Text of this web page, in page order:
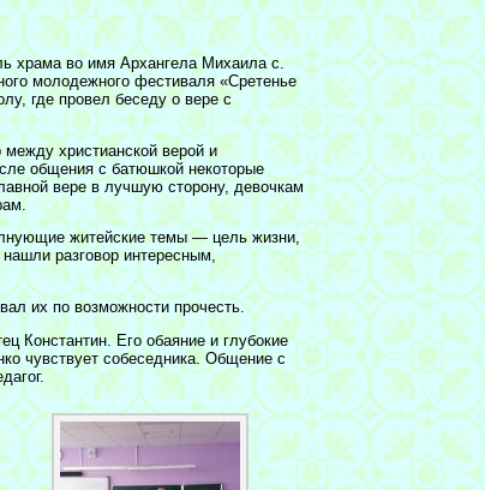
храма во имя Архангела Михаила с.
молодежного фестиваля «Сретенье
где провел беседу о вере с
христианской верой и
общения с батюшкой некоторые
вере в лучшую сторону, девочкам
житейские темы — цель жизни,
разговор интересным,
их по возможности прочесть.
Константин. Его обаяние и глубокие
чувствует собеседника. Общение с